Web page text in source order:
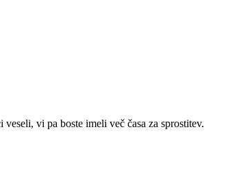
vi pa boste imeli več časa za sprostitev.